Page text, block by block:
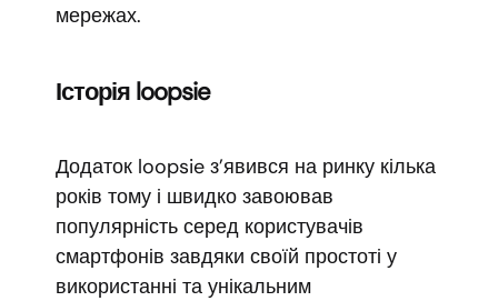
мережах.
Історія loopsie
Додаток loopsie з’явився на ринку кілька
років тому і швидко завоював
популярність серед користувачів
смартфонів завдяки своїй простоті у
використанні та унікальним